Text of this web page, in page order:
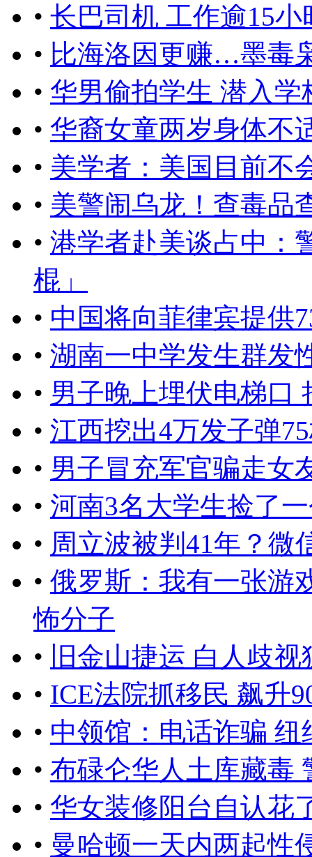
• 长巴司机 工作逾15小
• 比海洛因更赚…墨毒
• 华男偷拍学生 潜入学
• 华裔女童两岁身体不
• 美学者：美国目前不
• 美警闹乌龙！查毒品
• 港学者赴美谈占中：
棍」
• 中国将向菲律宾提供
• 湖南一中学发生群发
• 男子晚上埋伏电梯口
• 江西挖出4万发子弹
• 男子冒充军官骗走女
• 河南3名大学生捡了
• 周立波被判41年？微
• 俄罗斯：我有一张游
怖分子
•
旧金山捷运 白人歧
• ICE法院抓移民 飙升
• 中领馆：电话诈骗
• 布碌仑华人土库藏毒
• 华女装修阳台自认花
• 曼哈顿一天内两起